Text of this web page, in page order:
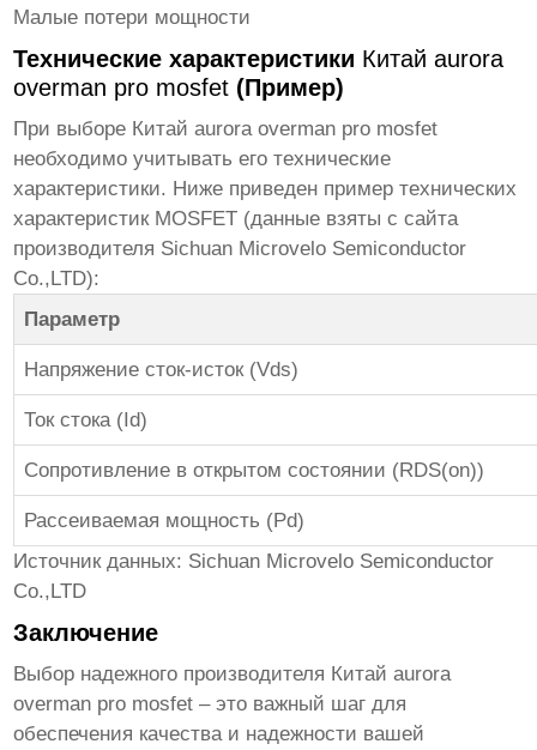
Малые потери мощности
Технические характеристики Китай aurora
overman pro mosfet (Пример)
При выборе Китай aurora overman pro mosfet
необходимо учитывать его технические
характеристики. Ниже приведен пример технических
характеристик MOSFET (данные взяты с сайта
производителя Sichuan Microvelo Semiconductor
Co.,LTD):
Параметр
Напряжение сток-исток (Vds)
Ток стока (Id)
Сопротивление в открытом состоянии (RDS(on))
Рассеиваемая мощность (Pd)
Источник данных: Sichuan Microvelo Semiconductor
Co.,LTD
Заключение
Выбор надежного производителя Китай aurora
overman pro mosfet – это важный шаг для
обеспечения качества и надежности вашей